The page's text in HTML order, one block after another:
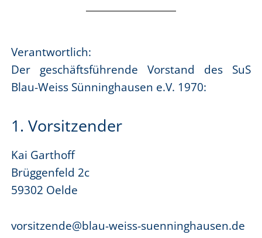
Verantwortlich:
Der geschäftsführende Vorstand des SuS
Blau-Weiss Sünninghausen e.V. 1970:
1. Vorsitzender
Kai Garthoff
Brüggenfeld 2c
59302 Oelde
vorsitzende@blau-weiss-suenninghausen.de